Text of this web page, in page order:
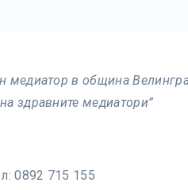
медиатор в община
здравните медиатори”
0892 715 155